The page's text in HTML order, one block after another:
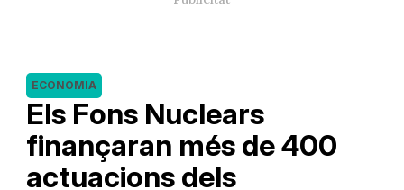
Els Fons Nuclears
finançaran més de 400
actuacions dels
ECONOMIA